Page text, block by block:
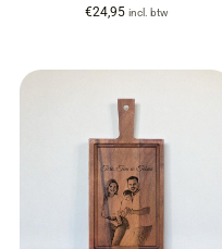
€24,95 incl. btw